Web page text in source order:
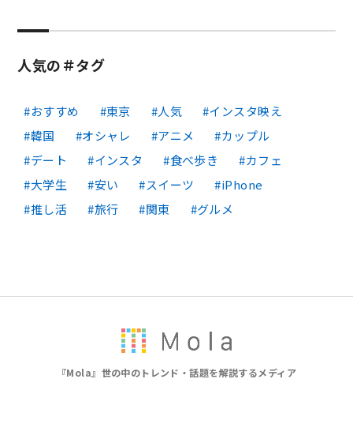
人気の＃タグ
おすすめ 東京 人気
インスタ映え
韓国
オシャレ アニメ
カップル
デート
インスタ 食べ歩き
カフェ
大学生
安い スイーツ
iPhone
推し活
旅行 関東 グルメ
『Mola』世の中のトレンド・話題を解説するメディア